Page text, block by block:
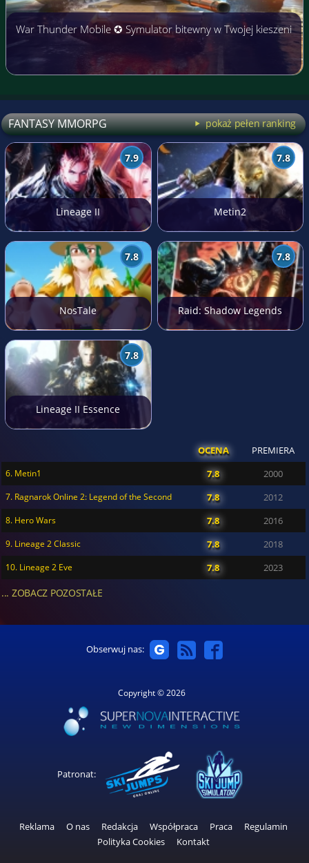
War Thunder Mobile ✪ Symulator bitewny w Twojej kieszeni
FANTASY MMORPG pokaż pełen ranking
7.9
Lineage II
7.8
Metin2
7.8
NosTale
7.8
Raid: Shadow Legends
7.8
Lineage II Essence
OCENA PREMIERA
6. Metin1 7.8 2000
7. Ragnarok Online 2: Legend of the Second 7.8 2012
8. Hero Wars 7.8 2016
9. Lineage 2 Classic 7.8 2018
10. Lineage 2 Eve 7.8 2023
... ZOBACZ POZOSTAŁE
Obserwuj nas:
Copyright © 2026
Patronat:
Reklama O nas Redakcja Współpraca Praca
Regulamin
Polityka Cookies
Kontakt